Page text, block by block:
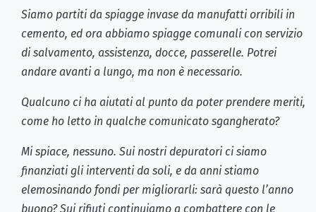
Siamo partiti da spiagge invase da manufatti orribili in
cemento, ed ora abbiamo spiagge comunali con servizio
di salvamento, assistenza, docce, passerelle. Potrei
andare avanti a lungo, ma non è necessario.
Qualcuno ci ha aiutati al punto da poter prendere meriti,
come ho letto in qualche comunicato sgangherato?
Mi spiace, nessuno. Sui nostri depuratori ci siamo
finanziati gli interventi da soli, e da anni stiamo
elemosinando fondi per migliorarli: sarà questo l’anno
buono? Sui rifiuti continuiamo a combattere con le